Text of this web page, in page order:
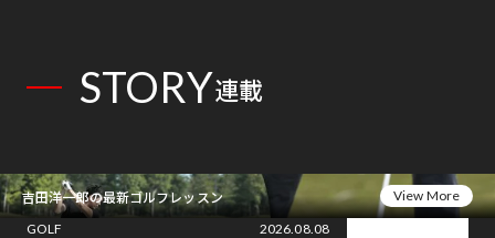
STORY連載
吉田洋一郎の最新ゴルフレッスン
View More
GOLF
2026.08.08